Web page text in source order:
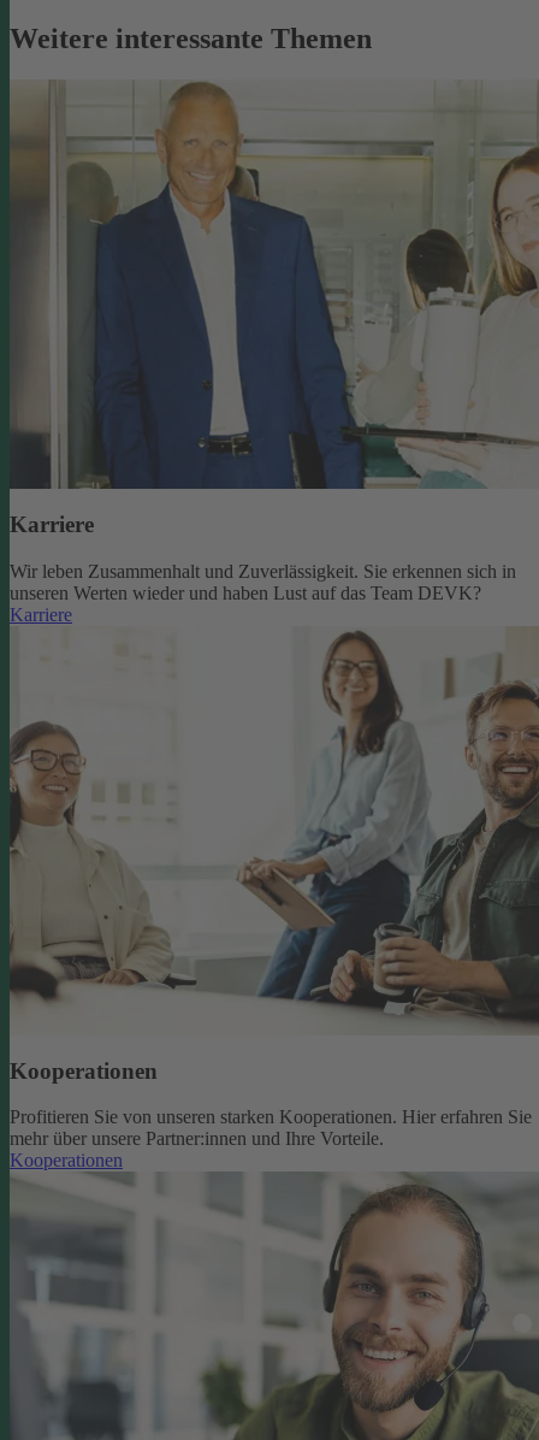
Weitere interessante Themen
Karriere
Wir leben Zusammenhalt und Zuverlässigkeit. Sie erkennen sich in
unseren Werten wieder und haben Lust auf das Team DEVK?
Karriere
Kooperationen
Profitieren Sie von unseren starken Kooperationen. Hier erfahren Sie
mehr über unsere Partner:innen und Ihre Vorteile.
Kooperationen